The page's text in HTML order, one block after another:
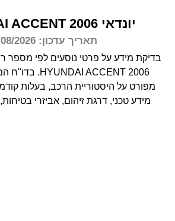
יונדאי ACCENT 2006
תאריך עדכון: 09/08/2026
HYUNDAI ACCENT 2006.
בדו"ח
מפורט על היסטוריית הרכב, בעלות
מידע טכני, דרגת זיהום, אביזרי